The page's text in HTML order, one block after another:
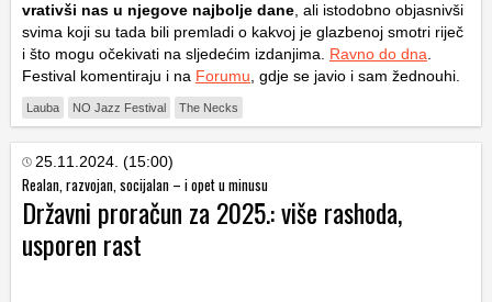
vrativši nas u njegove najbolje dane, ali istodobno objasnivši
svima koji su tada bili premladi o kakvoj je glazbenoj smotri riječ
i što mogu očekivati na sljedećim izdanjima. Ravno do dna.
Festival komentiraju i na Forumu, gdje se javio i sam žednouhi.
Lauba NO Jazz Festival The Necks
25.11.2024. (15:00)
Realan, razvojan, socijalan – i opet u minusu
Državni proračun za 2025.: više rashoda,
usporen rast